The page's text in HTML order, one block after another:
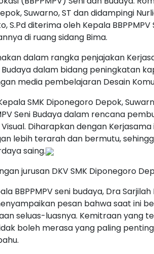
Suwarno, ST dan didampingi
S.Pd diterima oleh Kepala
di ruang sidang Bima.
dalam rangka penjajakan
Budaya dalam bidang peningkatan
media pembelajaran Desain
SMK Diponegoro Depok,
Seni Budaya dalam rencana
Diharapkan dengan
lebih terarah dan bermutu,
saing.
jurusan DKV SMK Diponegoro
BBPPMPV seni budaya, Dra
pesan bahwa saat ini
seluas-luasnya. Kemitraan yang
boleh merasa yang paling